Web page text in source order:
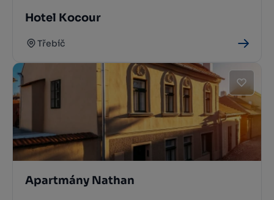
Hotel Kocour
Třebíč
Apartmány Nathan